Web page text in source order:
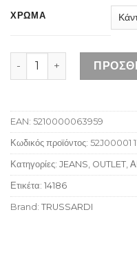
ΧΡΩΜΑ
TRUSSARDI JEANS 380
EAN: 5210000063959
Κωδικός προϊόντος: 52J00001
Κατηγορίες: JEANS OUTLET
Ετικέτα: 14186
Brand: TRUSSARDI